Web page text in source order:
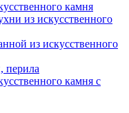
камня
из искусственного
из искусственного
перила
камня с